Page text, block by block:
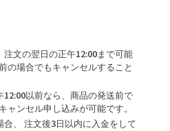
文の翌日の正午12:00まで可能
の場合でもキャンセルすること
以前なら、商品の発送前で
ャンセル申し込みが可能です。
、 注文後3日以内に入金をして